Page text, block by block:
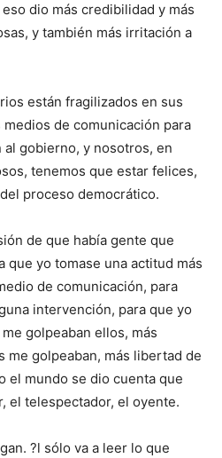
dio más credibilidad y más
y también más irritación a
están fragilizados en sus
de comunicación para
gobierno, y nosotros, en
tenemos que estar felices,
proceso democrático.
de que había gente que
que yo tomase una actitud más
de comunicación, para
intervención, para que yo
golpeaban ellos, más
me golpeaban, más libertad de
el mundo se dio cuenta que
el telespectador, el oyente.
?l sólo va a leer lo que